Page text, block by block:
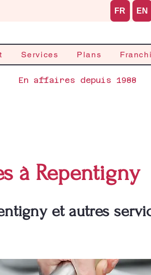
Services Plans
En affaires depuis 1988
FR EN
à Repentigny
et autres